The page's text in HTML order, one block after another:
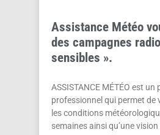
Assistance Météo
des campagnes
sensibles ».
ASSISTANCE MÉTÉO est
professionnel qui permet de
les conditions
semaines ainsi qu’une